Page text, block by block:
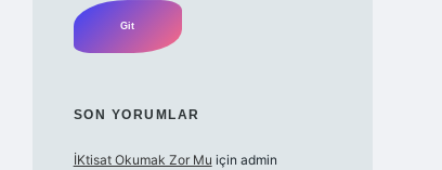
SON YORUMLAR
İKtisat Okumak Zor Mu için admin